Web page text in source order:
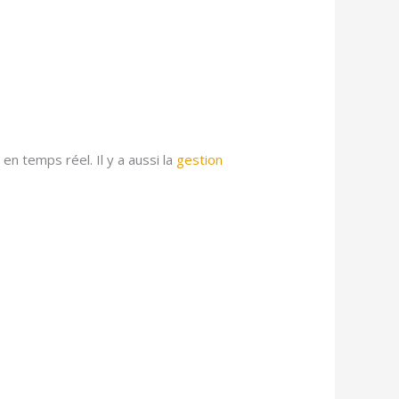
temps réel. Il y a aussi la gestion